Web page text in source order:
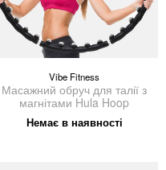
Vibe Fitness
Масажний обруч для талії з
магнітами Hula Hoop
Немає в наявності